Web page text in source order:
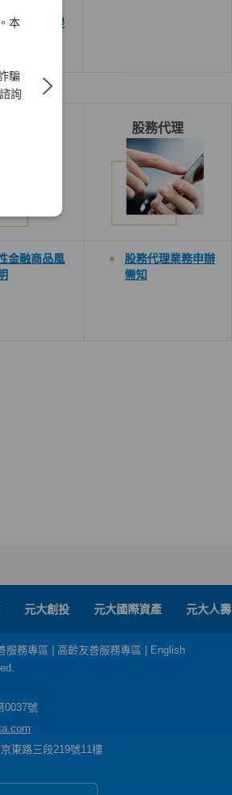
本
騙
詢
成通知信提
小學堂 -
股務代理
金融商品風
股務代理業務申辦
需知
元大創投 元大國際資產 元大人壽
服務專區 高齡友善服務專區
English
0037號
東路三段219號11樓